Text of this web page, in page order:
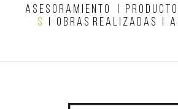
A S E S O R A M I E N T O | P R O D U C T
S | O B R A S R E A L I Z A D A S | A